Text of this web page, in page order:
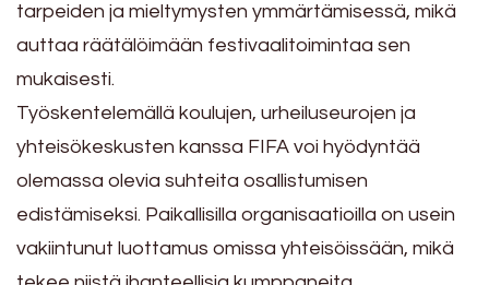
tarpeiden ja mieltymysten ymmärtämisessä, mikä
auttaa räätälöimään festivaalitoimintaa sen
mukaisesti.
Työskentelemällä koulujen, urheiluseurojen ja
yhteisökeskusten kanssa FIFA voi hyödyntää
olemassa olevia suhteita osallistumisen
edistämiseksi. Paikallisilla organisaatioilla on usein
vakiintunut luottamus omissa yhteisöissään, mikä